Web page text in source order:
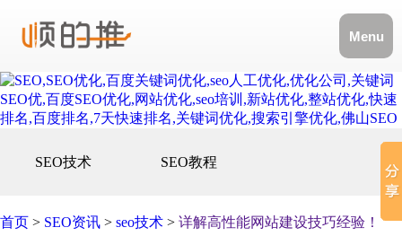
Menu
SEO技术 SEO教程
首页 > SEO资讯 > seo技术 > 详解高性能网站建设技巧经验！